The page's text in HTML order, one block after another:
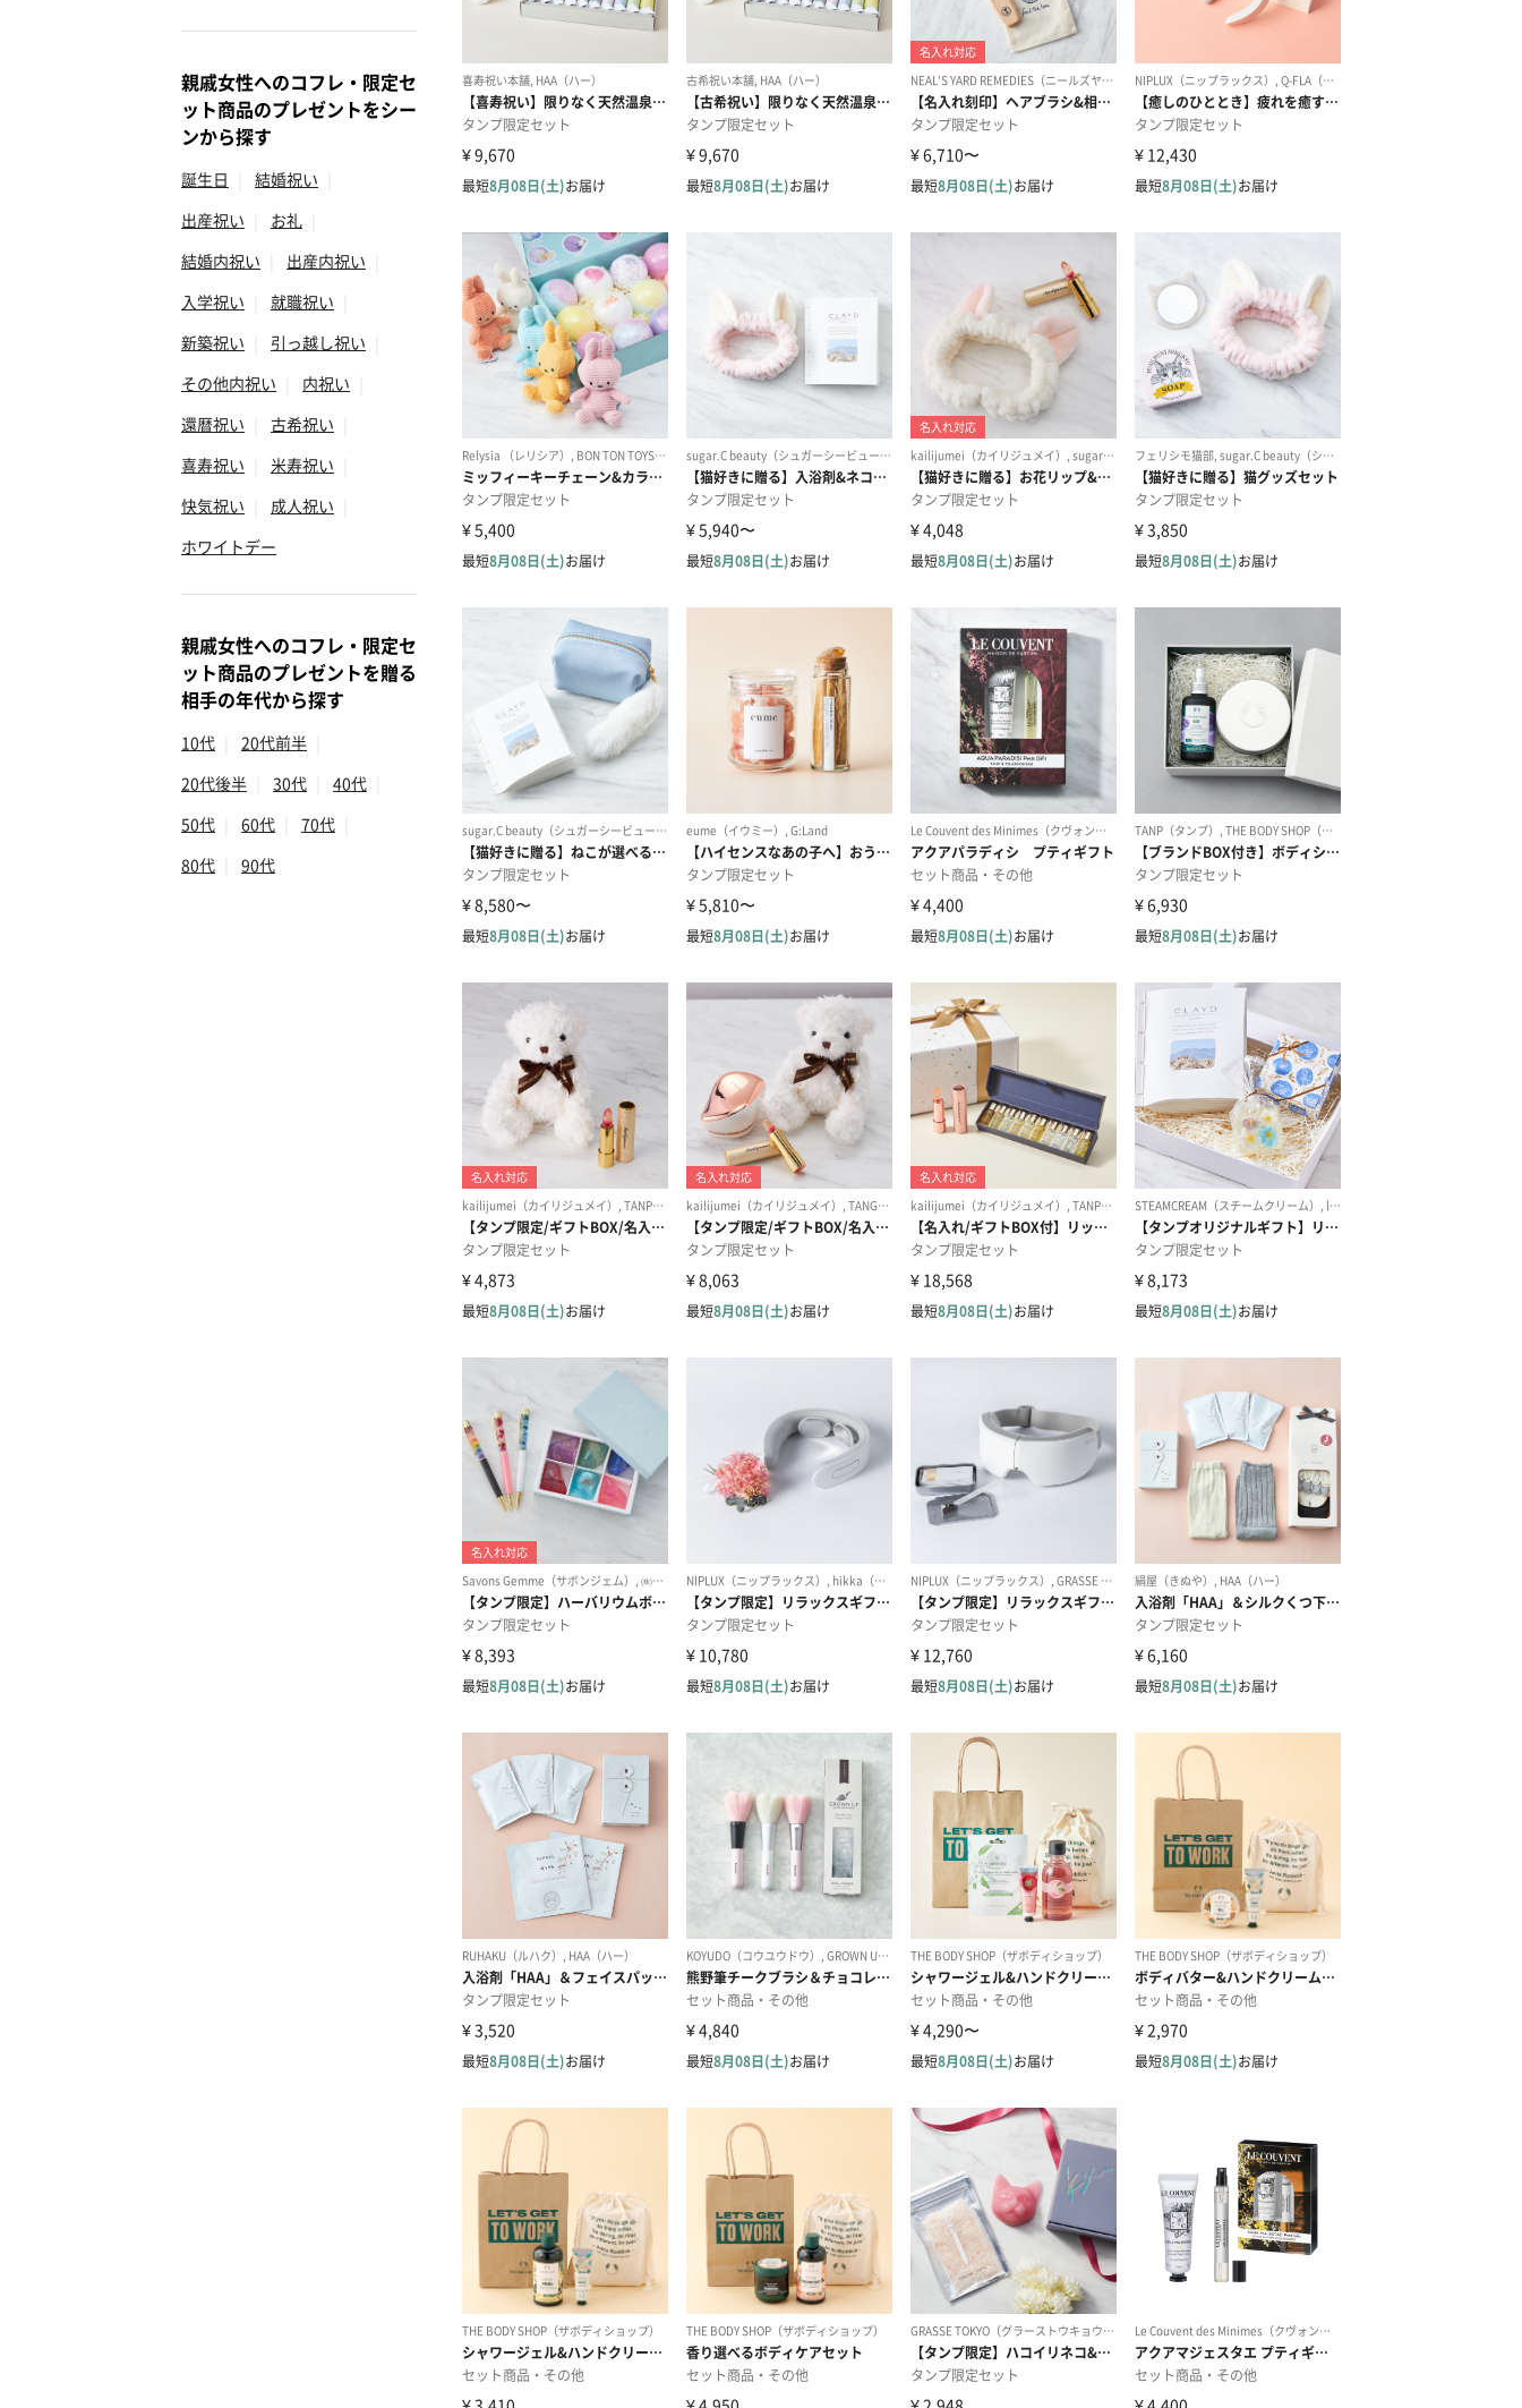
親戚女性へのコフレ・限定セ
ット商品のプレゼントをシー
ンから探す
誕生日 結婚祝い
出産祝い
お礼
結婚内祝い
出産内祝い
入学祝い
就職祝い
新築祝い
引っ越し祝い
その他内祝い
内祝い
還暦祝い
古希祝い
喜寿祝い
米寿祝い
快気祝い
成人祝い
ホワイトデー
親戚女性へのコフレ・限定セ
ット商品のプレゼントを贈る
相手の年代から探す
10代 20代前半
20代後半
30代 40代
50代
60代 70代
80代
90代